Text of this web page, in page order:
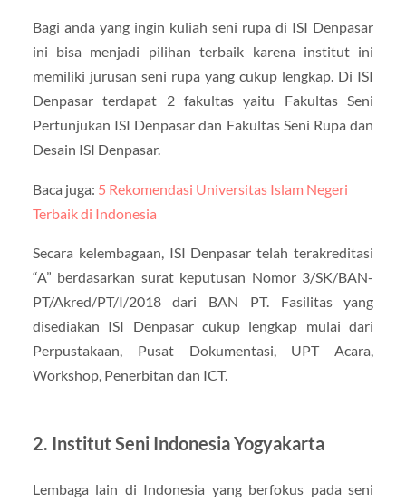
Bagi anda yang ingin kuliah seni rupa di ISI Denpasar
ini bisa menjadi pilihan terbaik karena institut ini
memiliki jurusan seni rupa yang cukup lengkap. Di ISI
Denpasar terdapat 2 fakultas yaitu Fakultas Seni
Pertunjukan ISI Denpasar dan Fakultas Seni Rupa dan
Desain ISI Denpasar.
Baca juga: 5 Rekomendasi Universitas Islam Negeri
Terbaik di Indonesia
Secara kelembagaan, ISI Denpasar telah terakreditasi
“A” berdasarkan surat keputusan Nomor 3/SK/BAN-
PT/Akred/PT/I/2018 dari BAN PT. Fasilitas yang
disediakan ISI Denpasar cukup lengkap mulai dari
Perpustakaan, Pusat Dokumentasi, UPT Acara,
Workshop, Penerbitan dan ICT.
2. Institut Seni Indonesia Yogyakarta
Lembaga lain di Indonesia yang berfokus pada seni